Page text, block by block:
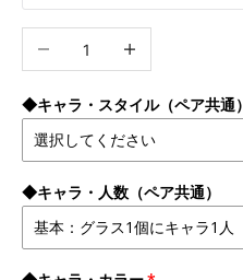
数量を減らす 数量を増やす
◆キャラ・スタイル（ペア共通）
◆キャラ・人数（ペア共通）